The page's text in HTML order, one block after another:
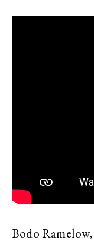
Bodo